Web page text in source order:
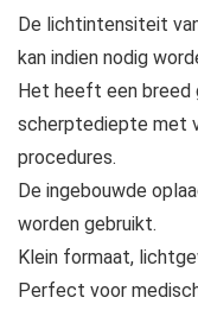
De lichtintensiteit
kan indien nodig
Het heeft een breed
scherptediepte met
procedures.
De ingebouwde
worden gebruikt.
Klein formaat,
Perfect voor